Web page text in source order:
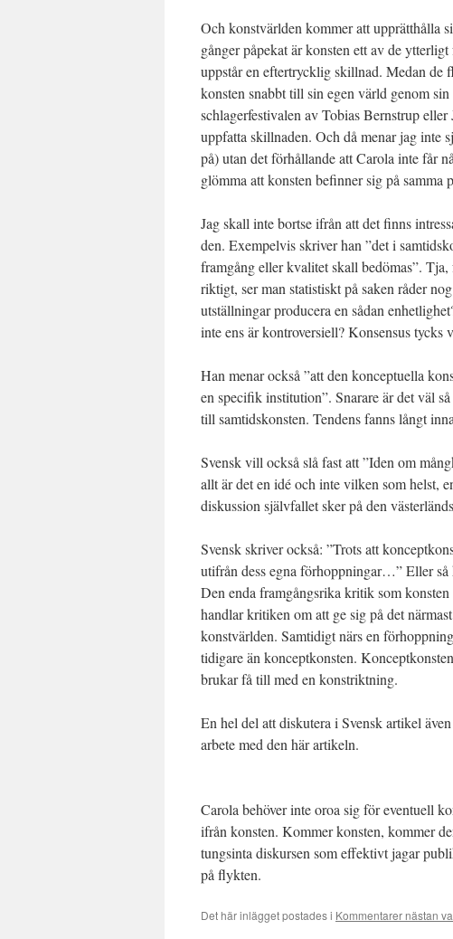
Och konstvärlden kommer att upprätthålla
gånger påpekat är konsten ett av de
uppstår en eftertrycklig skillnad. Medan de
konsten snabbt till sin egen värld genom
schlagerfestivalen av Tobias Bernstrup
uppfatta skillnaden. Och då menar jag inte
på) utan det förhållande att Carola inte får
glömma att konsten befinner sig på samma
Jag skall inte bortse ifrån att det finns
den. Exempelvis skriver han ”det i
framgång eller kvalitet skall bedömas”.
riktigt, ser man statistiskt på saken råder
utställningar producera en sådan
inte ens är kontroversiell? Konsensus tycks
Han menar också ”att den konceptuella
en specifik institution”. Snarare är det väl
till samtidskonsten. Tendens fanns långt
Svensk vill också slå fast att ”Iden om
allt är det en idé och inte vilken som helst,
diskussion självfallet sker på den
Svensk skriver också: ”Trots att
utifrån dess egna förhoppningar…” Eller så
Den enda framgångsrika kritik som
handlar kritiken om att ge sig på det
konstvärlden. Samtidigt närs en
tidigare än konceptkonsten.
brukar få till med en konstriktning.
En hel del att diskutera i Svensk artikel
arbete med den här artikeln.
Carola behöver inte oroa sig för eventuell
ifrån konsten. Kommer konsten, kommer
tungsinta diskursen som effektivt jagar
på flykten.
Det här inlägget postades i Kommentarer nästan